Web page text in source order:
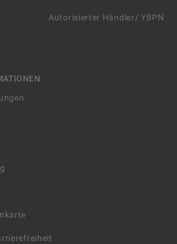
Autorisierter Händler/ YBPN